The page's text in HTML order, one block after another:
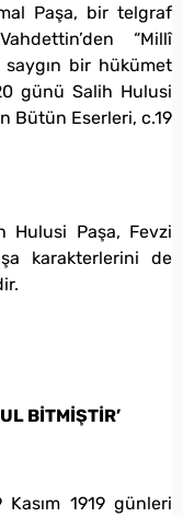
Paşa, bir telgraf
“Millî
bir hükümet
günü Salih Hulusi
Bütün Eserleri, c.19
Hulusi Paşa, Fevzi
karakterlerini de
BİTMİŞTİR’
1919 günleri